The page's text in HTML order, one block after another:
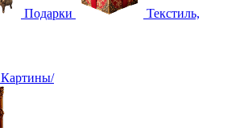
Подарки Текстиль,
Картины/